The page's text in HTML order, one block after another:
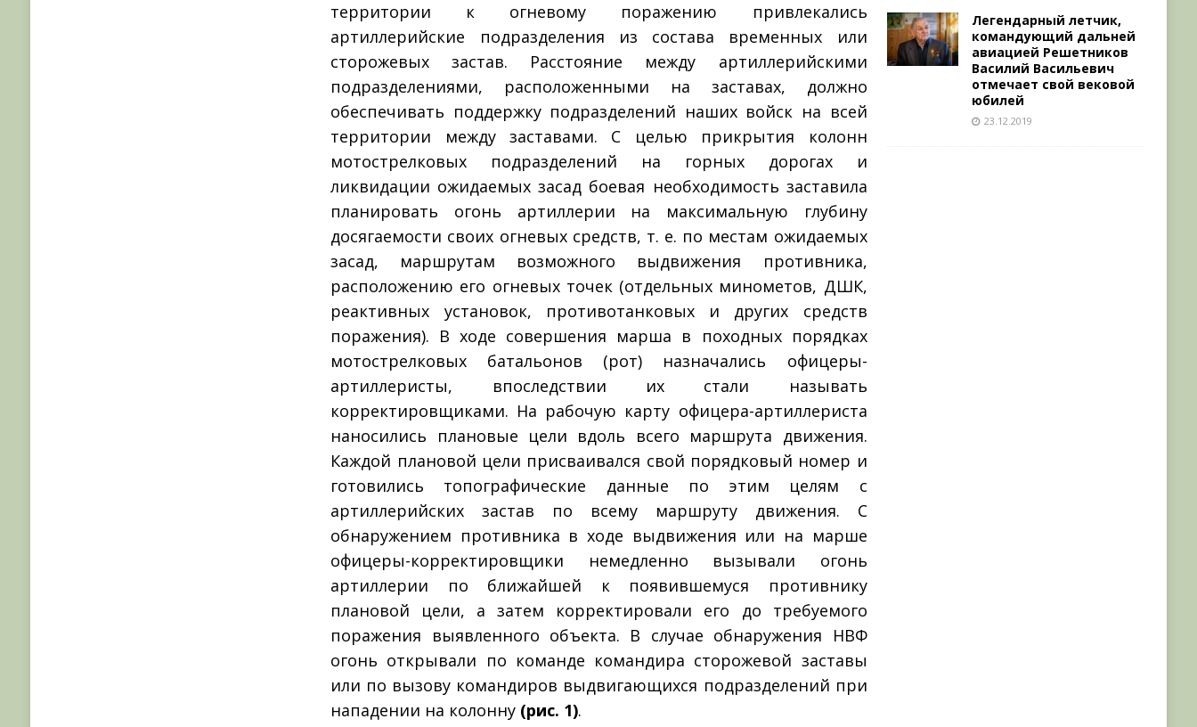
территории к огневому поражению привлекались
артиллерийские подразделения из состава временных или
сторожевых застав. Расстояние между артиллерийскими
подразделениями, расположенными на заставах, должно
обеспечивать поддержку подразделений наших войск на всей
территории между заставами. С целью прикрытия колонн
мотострелковых подразделений на горных дорогах и
ликвидации ожидаемых засад боевая необходимость заставила
планировать огонь артиллерии на максимальную глубину
досягаемости своих огневых средств, т. е. по местам ожидаемых
засад, маршрутам возможного выдвижения противника,
расположению его огневых точек (отдельных минометов, ДШК,
реактивных установок, противотанковых и других средств
поражения). В ходе совершения марша в походных порядках
мотострелковых батальонов (рот) назначались офицеры-
артиллеристы, впоследствии их стали называть
корректировщиками. На рабочую карту офицера-артиллериста
наносились плановые цели вдоль всего маршрута движения.
Каждой плановой цели присваивался свой порядковый номер и
готовились топографические данные по этим целям с
артиллерийских застав по всему маршруту движения. С
обнаружением противника в ходе выдвижения или на марше
офицеры-корректировщики немедленно вызывали огонь
артиллерии по ближайшей к появившемуся противнику
плановой цели, а затем корректировали его до требуемого
поражения выявленного объекта. В случае обнаружения НВФ
огонь открывали по команде командира сторожевой заставы
или по вызову командиров выдвигающихся подразделений при
нападении на колонну (рис. 1).
Легендарный летчик,
командующий дальней
авиацией Решетников
Василий Васильевич
отмечает свой вековой
юбилей
23.12.2019